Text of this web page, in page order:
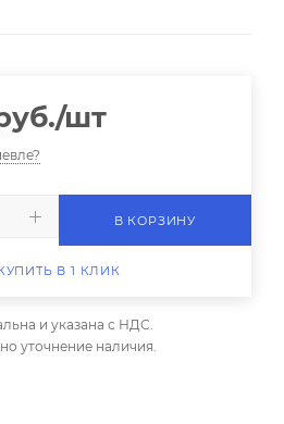
/шт
В КОРЗИНУ
В 1 КЛИК
и указана с НДС.
уточнение наличия.